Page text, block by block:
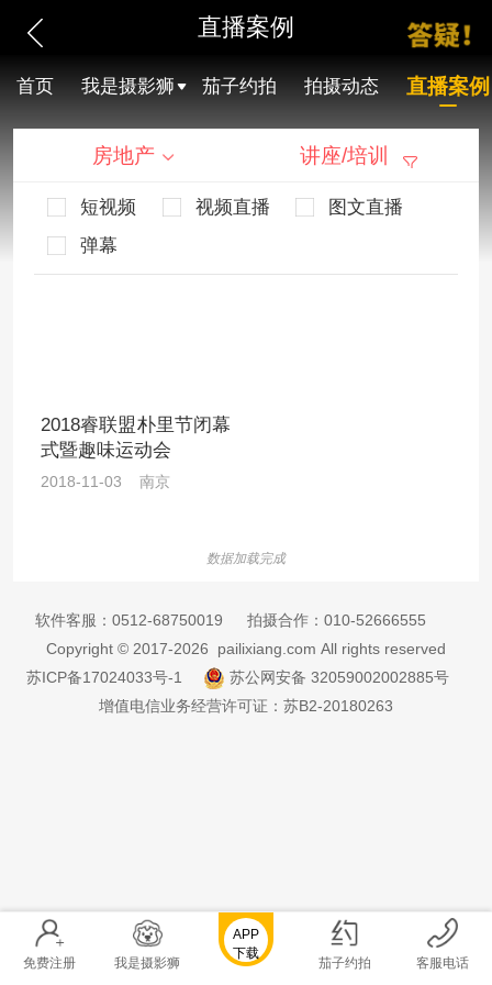
直播案例
首页 我是摄影狮 茄子约拍 拍摄动态 直播案例
房地产 讲座/培训
短视频 视频直播
图文直播
弹幕
2018睿联盟朴里节闭幕
式暨趣味运动会
2018-11-03 南京
数据加载完成
软件客服： 0512-68750019 拍摄合作： 010-52666555
Copyright © 2017-2026 pailixiang.com All rights reserved
苏ICP备17024033号-1
苏公网安备 32059002002885号
增值电信业务经营许可证：苏B2-20180263
免费注册 我是摄影狮
APP
下载
茄子约拍 客服电话